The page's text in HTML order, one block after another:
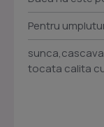
Pentru
tocata calita